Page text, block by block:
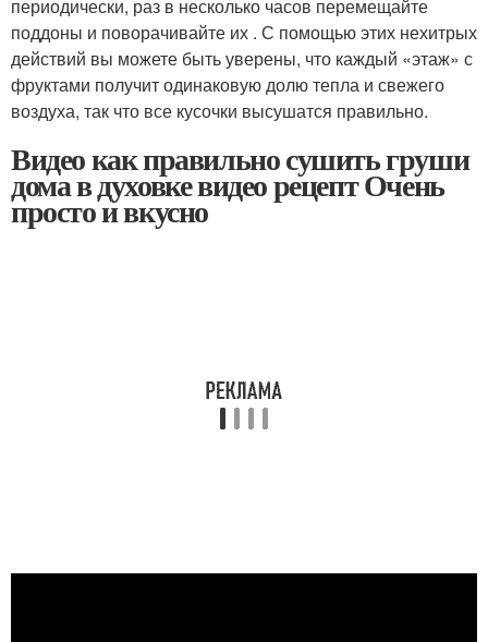
периодически, раз в несколько часов перемещайте
поддоны и поворачивайте их . С помощью этих нехитрых
действий вы можете быть уверены, что каждый «этаж» с
фруктами получит одинаковую долю тепла и свежего
воздуха, так что все кусочки высушатся правильно.
Видео как правильно сушить груши
дома в духовке видео рецепт Очень
просто и вкусно